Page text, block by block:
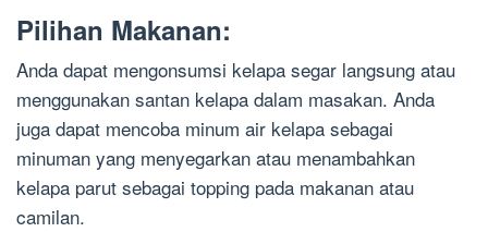
Pilihan Makanan:
Anda dapat mengonsumsi kelapa segar langsung atau
menggunakan santan kelapa dalam masakan. Anda
juga dapat mencoba minum air kelapa sebagai
minuman yang menyegarkan atau menambahkan
kelapa parut sebagai topping pada makanan atau
camilan.